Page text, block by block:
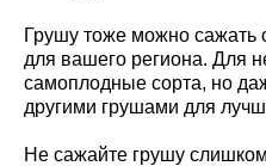
Грушу тоже можно сажать
для вашего региона. Для
самоплодные сорта, но
другими грушами для
Не сажайте грушу